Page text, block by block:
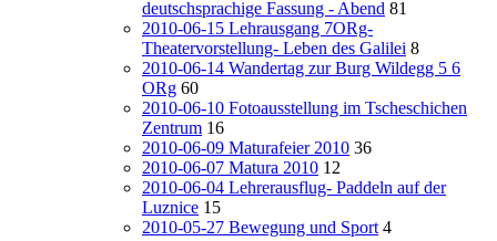
deutschsprachige Fassung - Abend 81
2010-06-15 Lehrausgang 7ORg-
Theatervorstellung- Leben des Galilei 8
2010-06-14 Wandertag zur Burg Wildegg 5 6
ORg 60
2010-06-10 Fotoausstellung im Tscheschichen
Zentrum 16
2010-06-09 Maturafeier 2010 36
2010-06-07 Matura 2010 12
2010-06-04 Lehrerausflug- Paddeln auf der
Luznice 15
2010-05-27 Bewegung und Sport 4